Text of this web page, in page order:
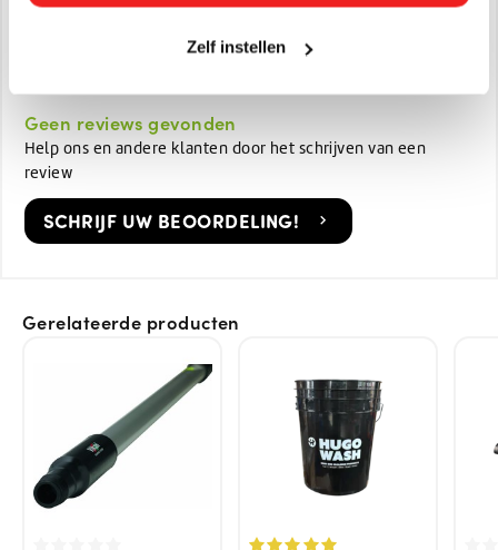
Zelf instellen
0.48 kg
Geen reviews gevonden
Help ons en andere klanten door het schrijven van een
review
SCHRIJF UW BEOORDELING!
Gerelateerde producten